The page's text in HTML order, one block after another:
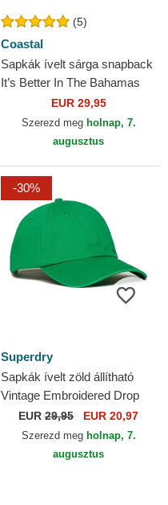
(5)
Coastal
Sapkák ívelt sárga snapback
It’s Better In The Bahamas
HFT CoastalEUR 29,95
Szerezd meg holnap, 7.
augusztus
-30%
Superdry
Sapkák ívelt zöld állítható
Vintage Embroidered Drop
Kick Green Superdry
EUR 29,95 EUR 20,97
Szerezd meg holnap, 7.
augusztus